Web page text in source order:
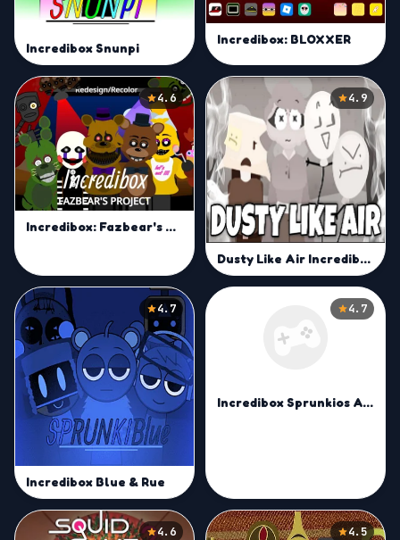
Incredibox Snunpi
Incredibox: BLOXXER
4.6
Incredibox: Fazbear's Project V1
4.9
Dusty Like Air Incredibox
4.7
Incredibox Blue & Rue
4.7
Incredibox Sprunkios Again
4.6 4.5